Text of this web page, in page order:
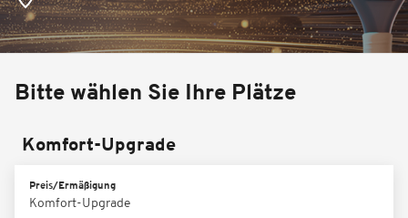
Bitte wählen Sie Ihre Plätze
Komfort-Upgrade
Preis/Ermäßigung
Komfort-Upgrade